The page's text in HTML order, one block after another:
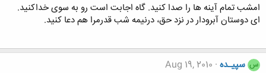
امشب تمام آینه ها را صدا کنید. گاه اجابت است رو به سوی خداکنید.
ای دوستان آبرودار در نزد حق، درنیمه شب قدرمرا هم دعا کنید.
س سپیـده Aug 19, 2010